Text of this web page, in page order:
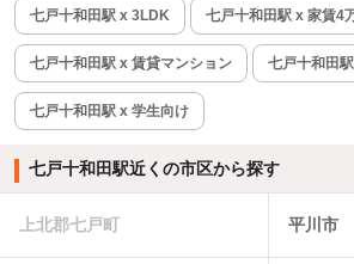
七戸十和田駅 x 3LDK 七戸十和田駅 x 家賃4
七戸十和田駅 x 賃貸マンション 七戸十和田
七戸十和田駅 x 学生向け
七戸十和田駅近くの市区から探す
上北郡七戸町 平川市